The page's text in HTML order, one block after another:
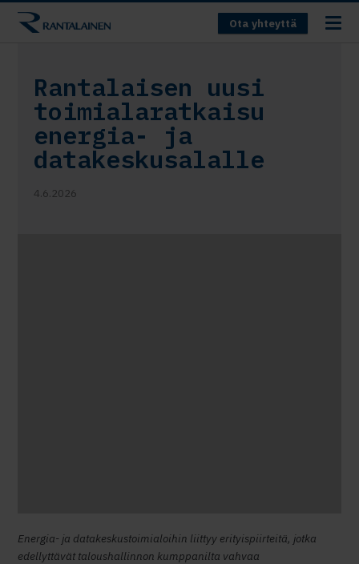
Ota yhteyttä
Rantalaisen uusi
toimialaratkaisu
energia- ja
datakeskusalalle
4.6.2026
Energia- ja datakeskustoimialoihin liittyy erityispiirteitä, jotka
edellyttävät taloushallinnon kumppanilta vahvaa